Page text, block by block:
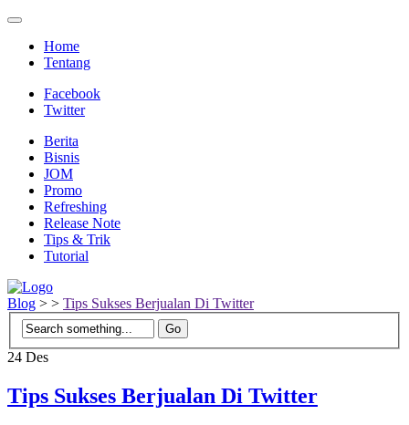
Home
Tentang
Facebook
Twitter
Berita
Bisnis
JOM
Promo
Refreshing
Release Note
Tips & Trik
Tutorial
Blog > > Tips Sukses Berjualan Di Twitter
24 Des
Tips Sukses Berjualan Di Twitter